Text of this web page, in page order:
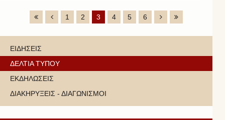
1 2 3 4 5 6
ΕΙΔΗΣΕΙΣ
ΔΕΛΤΙΑ ΤΥΠΟΥ
ΕΚΔΗΛΩΣΕΙΣ
ΔΙΑΚΗΡΥΞΕΙΣ - ΔΙΑΓΩΝΙΣΜΟΙ